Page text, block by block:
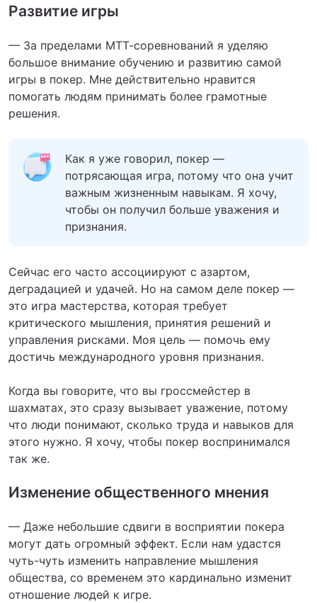
Развитие игры
— За пределами МТТ-соревнований я уделяю
большое внимание обучению и развитию самой
игры в покер. Мне действительно нравится
помогать людям принимать более грамотные
решения.
Как я уже говорил, покер —
потрясающая игра, потому что она учит
важным жизненным навыкам. Я хочу,
чтобы он получил больше уважения и
признания.
Сейчас его часто ассоциируют с азартом,
деградацией и удачей. Но на самом деле покер —
это игра мастерства, которая требует
критического мышления, принятия решений и
управления рисками. Моя цель — помочь ему
достичь международного уровня признания.
Когда вы говорите, что вы гроссмейстер в
шахматах, это сразу вызывает уважение, потому
что люди понимают, сколько труда и навыков для
этого нужно. Я хочу, чтобы покер воспринимался
так же.
Изменение общественного мнения
— Даже небольшие сдвиги в восприятии покера
могут дать огромный эффект. Если нам удастся
чуть-чуть изменить направление мышления
общества, со временем это кардинально изменит
отношение людей к игре.